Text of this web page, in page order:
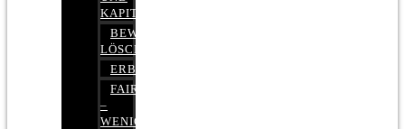
KAPITALMARKTRECHT
BEWERTUNGEN
LÖSCHEN
ERBRECHT
FAIRMIETEN
–
WENIGER